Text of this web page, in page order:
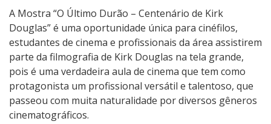
A Mostra “O Último Durão – Centenário de Kirk
Douglas” é uma oportunidade única para cinéfilos,
estudantes de cinema e profissionais da área assistirem
parte da filmografia de Kirk Douglas na tela grande,
pois é uma verdadeira aula de cinema que tem como
protagonista um profissional versátil e talentoso, que
passeou com muita naturalidade por diversos gêneros
cinematográficos.